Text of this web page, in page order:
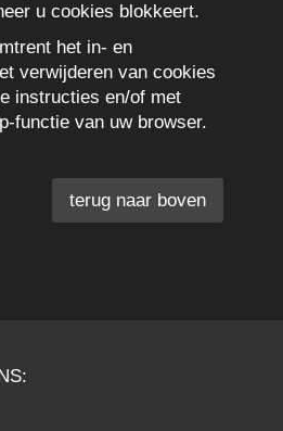
u cookies blokkeert.
het in- en
verwijderen van cookies
instructies en/of met
functie van uw browser.
terug naar boven